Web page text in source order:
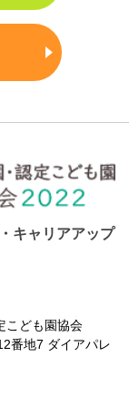
キャリアアップ
こども園協会
番地7 ダイアパレ